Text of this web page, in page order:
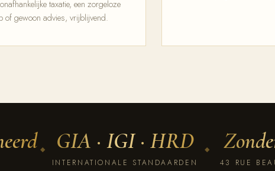
taxatie, een zorgeloze
of gewoon advies, vrijblijvend.
◆ GIA · IGI · HRD
INTERNATIONALE STANDAARDEN
◆
43 RUE